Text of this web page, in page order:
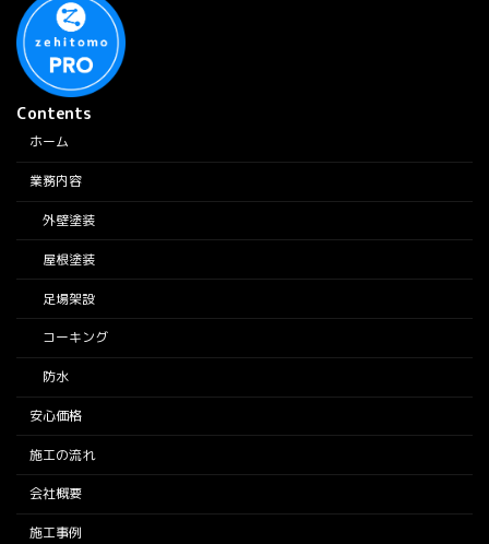
Contents
ホーム
業務内容
外壁塗装
屋根塗装
足場架設
コーキング
防水
安心価格
施工の流れ
会社概要
施工事例